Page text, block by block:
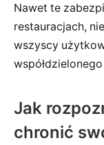
Nawet te
restauracjach,
wszyscy
współdzielonego
Jak
chronić